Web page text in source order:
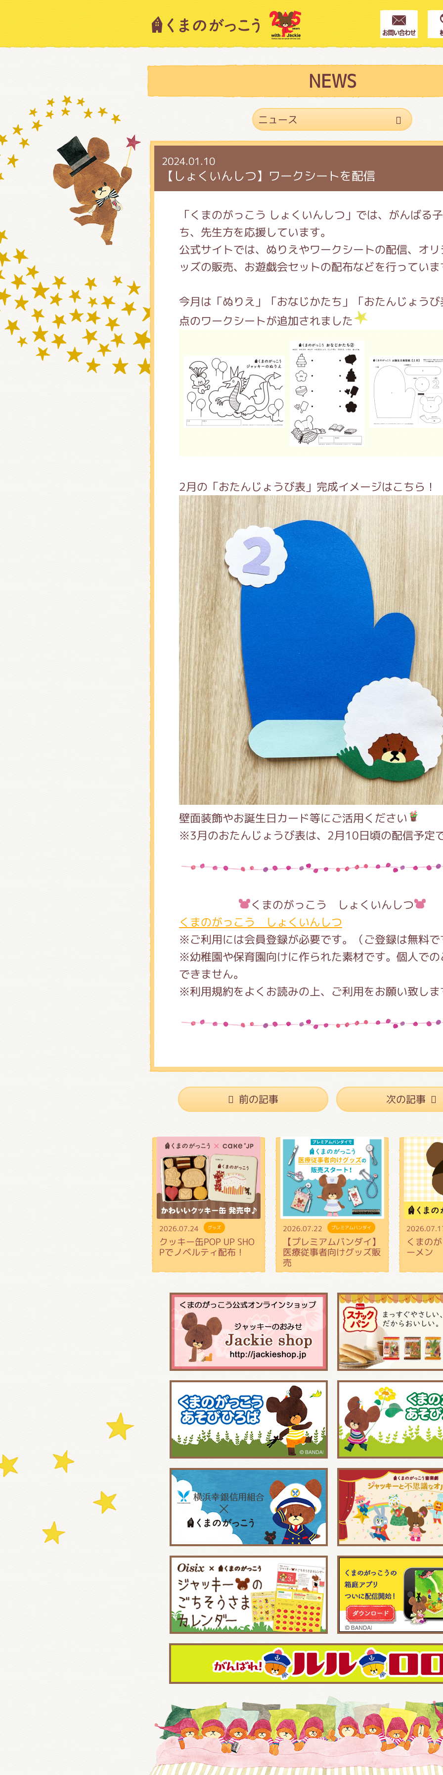
NEWS
2024.01.10
【しょくいんしつ】ワークシートを配信
「くまのがっこう しょくいんしつ」では、がんばる
ち、先生方を応援しています。
公式サイトでは、ぬりえやワークシートの配信、オ
ッズの販売、お遊戯会セットの配布などを行ってい
今月は「ぬりえ」「おなじかたち」「おたんじょう
点のワークシートが追加されました
2月の「おたんじょうび表」完成イメージはこちら！
壁面装飾やお誕生日カード等にご活用ください
※3月のおたんじょうび表は、2月10日頃の配信予定
くまのがっこう しょくいんしつ
くまのがっこう しょくいんしつ
※ご利用には会員登録が必要です。（ご登録は無料で
※幼稚園や保育園向けに作られた素材です。個人で
できません。
※利用規約をよくお読みの上、ご利用をお願い致しま
前の記事 次の記事
2026.07.24 グッズ
クッキー缶POP UP SHO
Pでノベルティ配布！
2026.07.22 プレミアムバンダイ
【プレミアムバンダイ】
医療従事者向けグッズ販
売
くまの
ーメン
キャラクター紹介
スタッフブログ
絵本・作家紹介
ショップインフォメーション
グッズインフォメーション
ミュージカル・コンサート
おたのしみコンテンツ(クイズ・AR・診断・占
チア ジャッキーズ！
くまのがっこう しょくいんしつ
くまのがっこう 家庭科部